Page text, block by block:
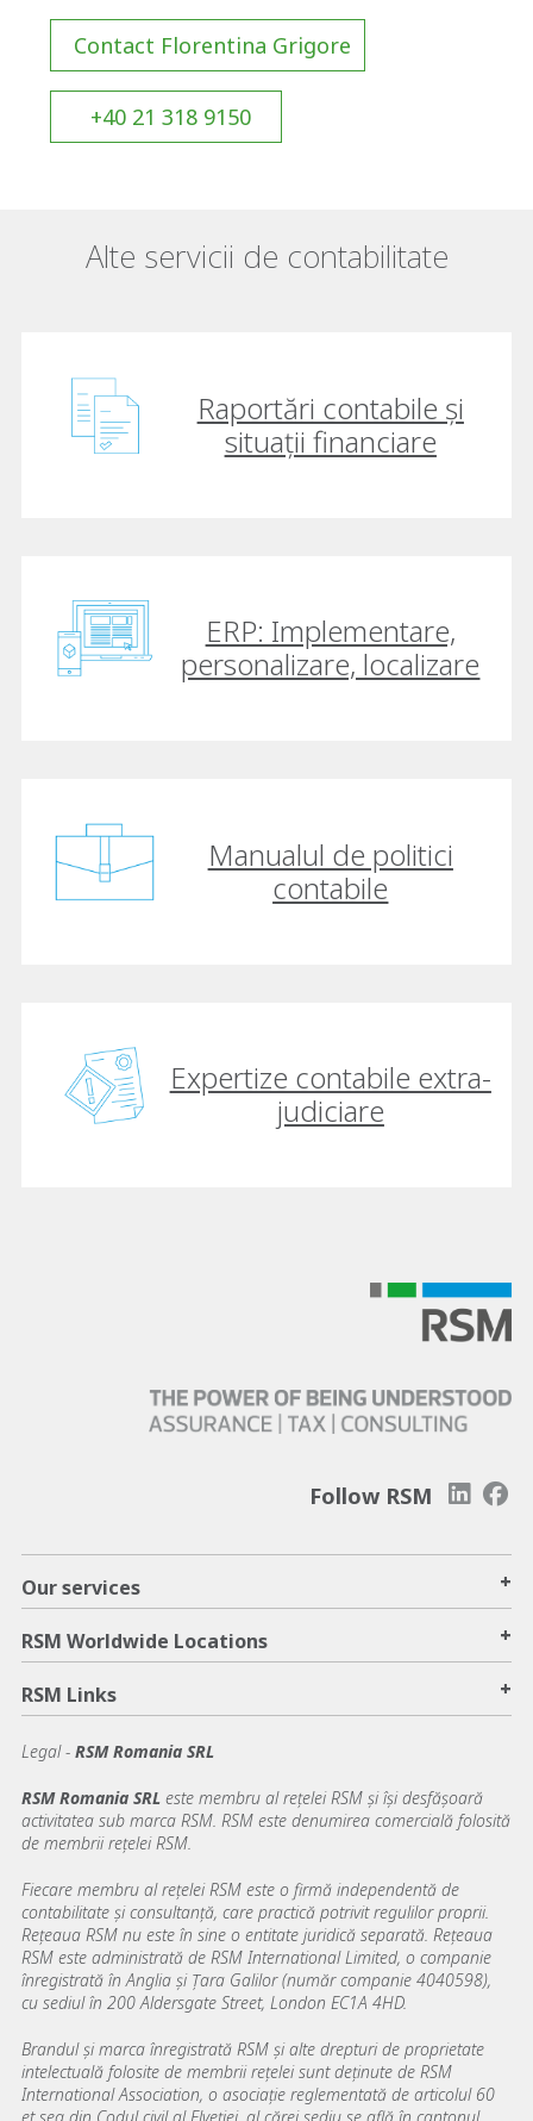
Contact Florentina Grigore
+40 21 318 9150
Alte servicii de contabilitate
Raportări contabile și
situații financiare
ERP: Implementare,
personalizare, localizare
Manualul de politici
contabile
Expertize contabile extra-
judiciare
Follow RSM
Our services +
RSM Worldwide Locations +
RSM Links +
Legal - RSM Romania SRL
RSM Romania SRL este membru al reţelei RSM şi își desfășoară
activitatea sub marca RSM. RSM este denumirea comercială folosită
de membrii reţelei RSM.
Fiecare membru al rețelei RSM este o firmă independentă de
contabilitate şi consultanță, care practică potrivit regulilor proprii.
Rețeaua RSM nu este în sine o entitate juridică separată. Reţeaua
RSM este administrată de RSM International Limited, o companie
înregistrată în Anglia şi Ţara Galilor (număr companie 4040598),
cu sediul în 200 Aldersgate Street, London EC1A 4HD.
Brandul şi marca înregistrată RSM şi alte drepturi de proprietate
intelectuală folosite de membrii reţelei sunt deţinute de RSM
International Association, o asociaţie reglementată de articolul 60